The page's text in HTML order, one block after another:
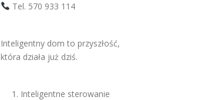
Tel. 570 933 114
Inteligentny dom to przyszłość,
która działa już dziś.
Inteligentne sterowanie